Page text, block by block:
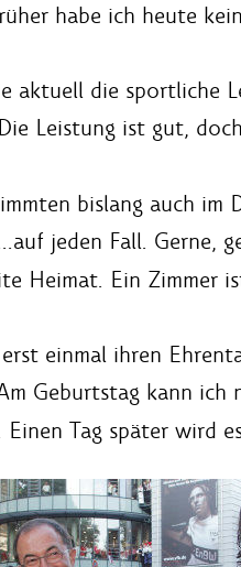
habe ich heute
aktuell die sportliche
Leistung ist gut,
bislang auch im
jeden Fall. Gerne,
Heimat. Ein Zimmer
einmal ihren
Geburtstag kann
Einen Tag später wird